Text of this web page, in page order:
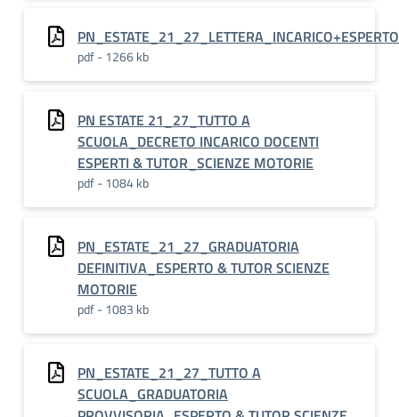
pdf - 1266 kb
PN ESTATE 21_27_TUTTO A
SCUOLA_DECRETO INCARICO DOCENTI
ESPERTI & TUTOR_SCIENZE MOTORIE
pdf - 1084 kb
PN_ESTATE_21_27_GRADUATORIA
DEFINITIVA_ESPERTO & TUTOR SCIENZE
MOTORIE
pdf - 1083 kb
PN_ESTATE_21_27_TUTTO A
SCUOLA_GRADUATORIA